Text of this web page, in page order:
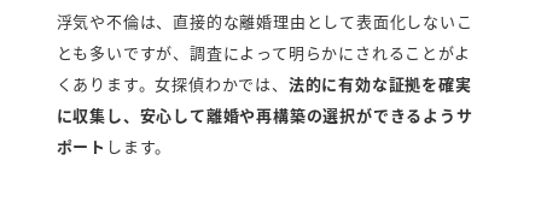
浮気や不倫は、直接的な離婚理由として表面化しないこ
とも多いですが、調査によって明らかにされることがよ
くあります。女探偵わかでは、 法的に有効な証拠を確実
に収集し、安心して離婚や再構築の選択ができるようサ
ポート します。